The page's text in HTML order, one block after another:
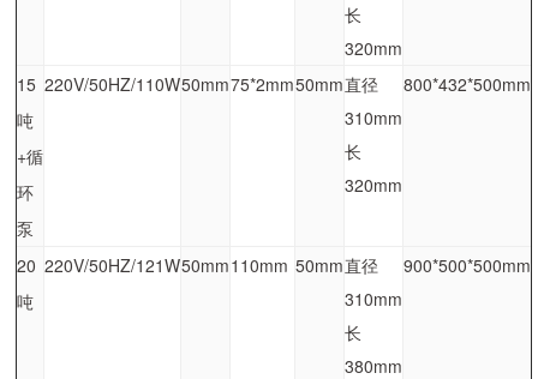
长
320mm
15
吨
+循
环
泵
220V/50HZ/110W50mm75*2mm50mm直径
310mm
长
320mm
800*432*500mm
20
吨
220V/50HZ/121W50mm110mm 50mm直径
310mm
长
380mm
900*500*500mm